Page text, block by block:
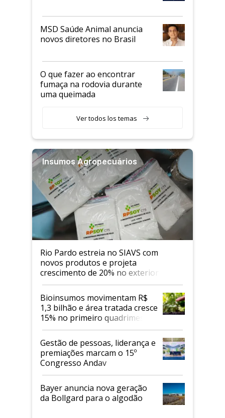
MSD Saúde Animal anuncia
novos diretores no Brasil
O que fazer ao encontrar
fumaça na rodovia durante
uma queimada
Ver todos los temas
Insumos Agropecuários
Rio Pardo estreia no SIAVS com
novos produtos e projeta
crescimento de 20% no exterior
Bioinsumos movimentam R$
1,3 bilhão e área tratada cresce
15% no primeiro quadrimestre
de 2026
Gestão de pessoas, liderança e
premiações marcam o 15º
Congresso Andav
Bayer anuncia nova geração
da Bollgard para o algodão